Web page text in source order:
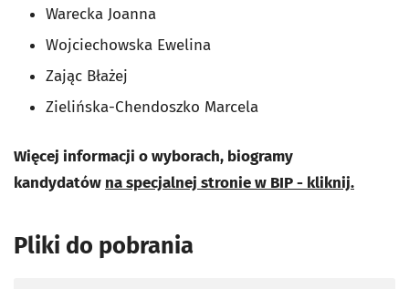
Warecka Joanna
Wojciechowska Ewelina
Zając Błażej
Zielińska-Chendoszko Marcela
Więcej informacji o wyborach, biogramy
kandydatów na specjalnej stronie w BIP - kliknij.
Pliki do pobrania